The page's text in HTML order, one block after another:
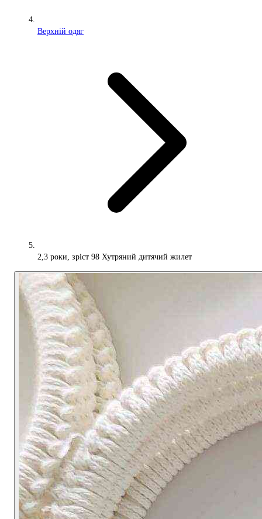
Верхній одяг
2,3 роки, зріст 98 Хутряний дитячий жилет